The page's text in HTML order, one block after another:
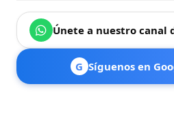
Únete a nuestro canal
G Síguenos en